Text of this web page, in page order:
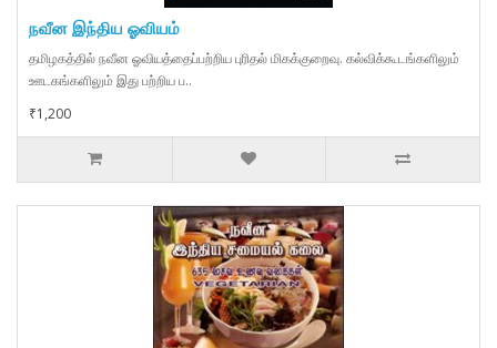
நவீன இந்திய ஓவியம்
தமிழகத்தில் நவீன ஓவியத்தைப்பற்றிய புரிதல் மிகக்குறைவு. கல்விக்கூடங்களிலும்
ஊடகங்களிலும் இது பற்றிய ப..
₹1,200